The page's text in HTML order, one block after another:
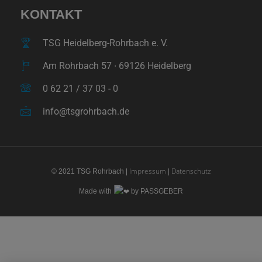
KONTAKT
TSG Heidelberg-Rohrbach e. V.
Am Rohrbach 57 ∙ 69126 Heidelberg
0 62 21 / 37 03 - 0
info@tsgrohrbach.de
© 2021 TSG Rohrbach | Impressum | Datenschutz
Made with by PASSGEBER